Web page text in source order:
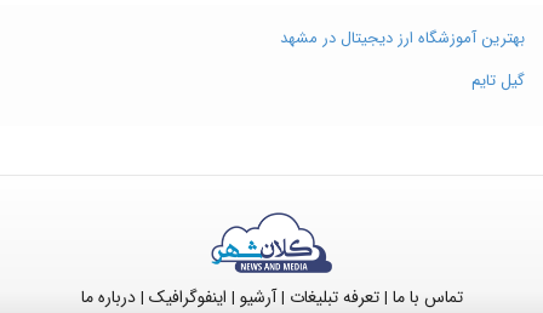
بهترین آموزشگاه ارز دیجیتال در مشهد
گیل تایم
تماس با ما |تعرفه تبلیغات |آرشیو | اینفوگرافیک |درباره ما